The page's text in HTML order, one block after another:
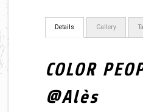
Details Gallery
COLOR
@Alès